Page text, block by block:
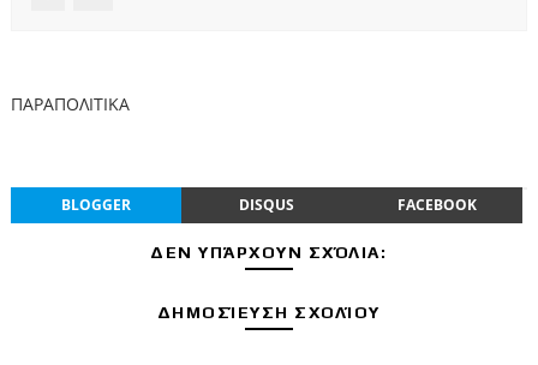
ΠΑΡΑΠΟΛΙΤΙΚΑ
BLOGGER DISQUS FACEBOOK
ΔΕΝ ΥΠΆΡΧΟΥΝ ΣΧΌΛΙΑ:
ΔΗΜΟΣΊΕΥΣΗ ΣΧΟΛΊΟΥ